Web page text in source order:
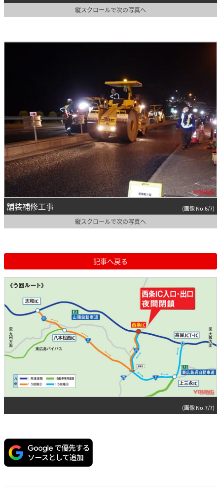
縦スクロールで次の写真へ
舗装補修工事 (画像 No.6/7)
縦スクロールで次の写真へ
記事へ戻る
(画像 No.7/7)